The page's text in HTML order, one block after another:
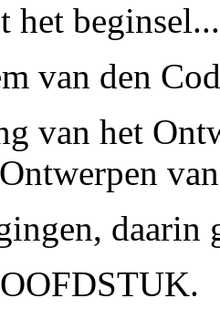
het
van den
van het
van
daarin